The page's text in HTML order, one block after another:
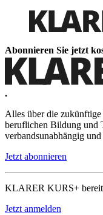
Abonnieren Sie jetzt
.
Alles über die
beruflichen Bildung und
verbandsunabhängig
Jetzt abonnieren
KLARER KURS+
Jetzt anmelden